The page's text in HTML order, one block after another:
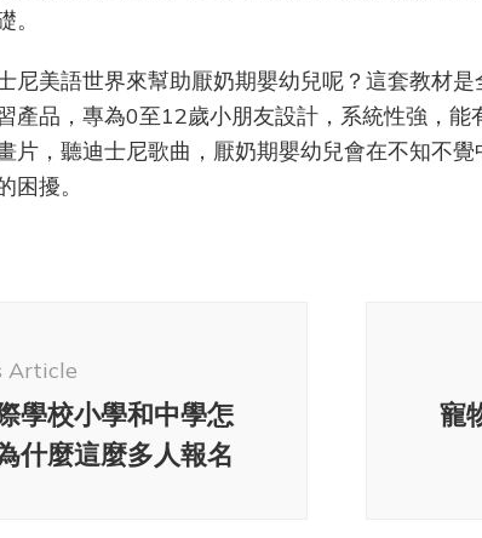
尼美語世界來幫助厭奶期嬰幼兒呢？這套教材
產品，專為0至12歲小朋友設計，系統性強，能
片，聽迪士尼歌曲，厭奶期嬰幼兒會在不知不
困擾。
Article
學校小學和中學怎
什麼這麼多人報名
寵